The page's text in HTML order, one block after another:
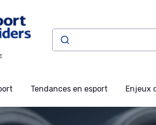
Tendances en esport Enjeux